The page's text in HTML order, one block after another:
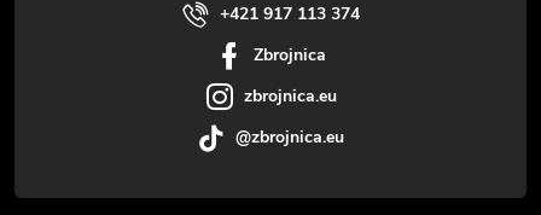
+421 917 113 374
Zbrojnica
zbrojnica.eu
@zbrojnica.eu